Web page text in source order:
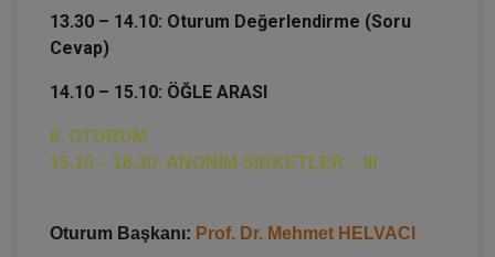
13.30 – 14.10: Oturum Değerlendirme (Soru
Cevap)
14.10 – 15.10: ÖĞLE ARASI
8. OTURUM
15.10 – 16.30: ANONİM ŞİRKETLER – III
Oturum Başkanı: Prof. Dr. Mehmet HELVACI